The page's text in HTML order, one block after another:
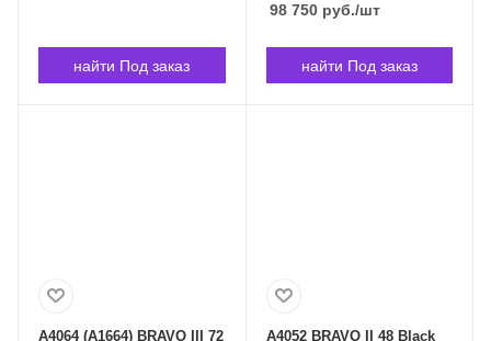
найти Под заказ
98 750руб./шт
найти Под заказ
A4064 (A1664) BRAVO III 72 A4052 BRAVO II 48 Black